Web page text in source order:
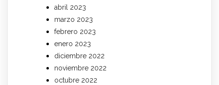
abril 2023
marzo 2023
febrero 2023
enero 2023
diciembre 2022
noviembre 2022
octubre 2022